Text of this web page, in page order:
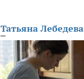
Татьяна Лебедева